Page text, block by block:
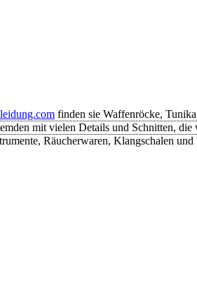
finden sie Waffenröcke,
mit vielen Details und Schnitten,
Räucherwaren, Klangschalen